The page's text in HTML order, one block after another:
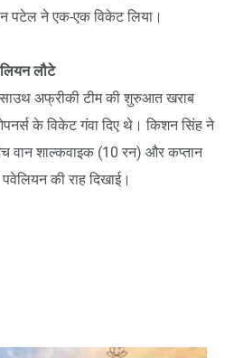
पटेल ने एक-एक विकेट लिया।
लौटे
अफ्रीकी टीम की शुरुआत खराब
के विकेट गंवा दिए थे। किशन सिंह ने
वान शाल्कवाइक (10 रन) और कप्तान
की राह दिखाई।